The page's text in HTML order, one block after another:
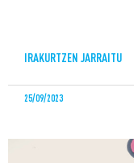
IRAKURTZEN JARRAITU
25/09/2023